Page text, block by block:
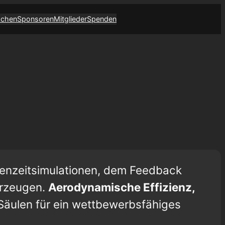
SponsorenMitgliederSpenden
dem Feedback
Aerodynamische Effizienz,
für ein wettbewerbsfähiges